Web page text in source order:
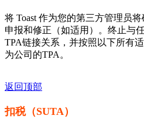
将 Toast 作为您的第三方管理员
申报和修正（如适用）。终止与
TPA链接关系，并按照以下所有
为公司的TPA。
返回顶部
扣税（SUTA）